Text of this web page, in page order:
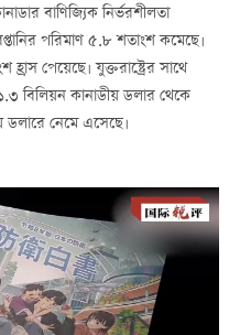
বাণিজ্যিক নির্ভরশীলতা
পরিমাণ ৫.৮ শতাংশ কমেছে।
পেয়েছে। যুক্তরাষ্ট্রের সাথে
বিলিয়ন কানাডীয় ডলার থেকে
নেমে এসেছে।